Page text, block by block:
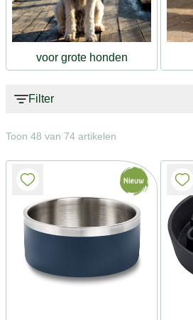
voor grote honden
Filter
Toon 48 van 74 artikelen